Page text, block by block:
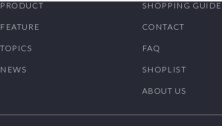
PRODUCT
FEATURE
TOPICS
NEWS
SHOPPING GUIDE
CONTACT
FAQ
SHOPLIST
ABOUT US